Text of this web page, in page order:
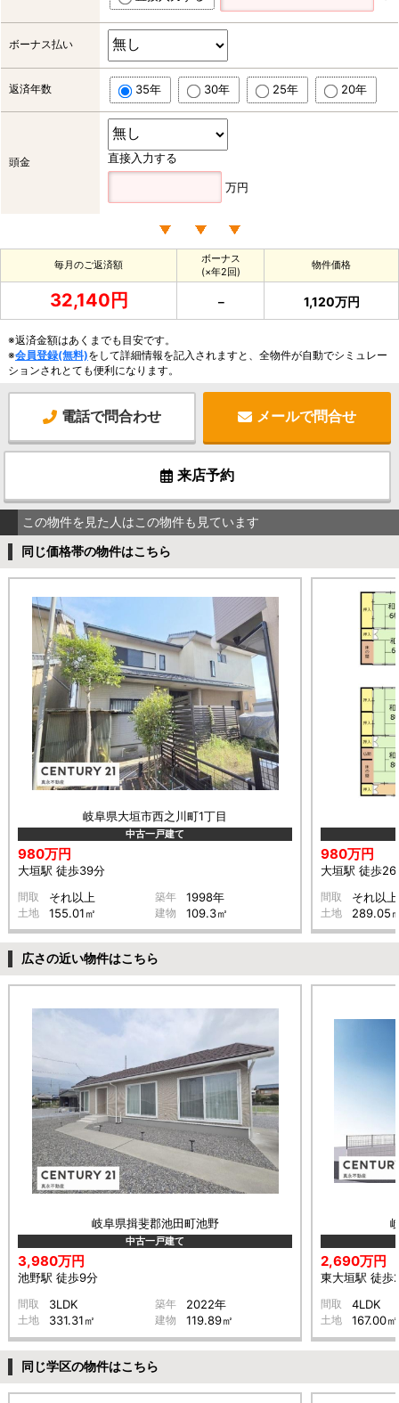
ボーナス払い
返済年数 35年 30年 25年 20年
頭金 直接入力する
万円
毎月のご返済額
ボーナス
(×年2回)
物件価格
32,140円 － 1,120万円
※返済金額はあくまでも目安です。
※会員登録(無料)をして詳細情報を記入されますと、全物件が自動でシミュレー
ションされとても便利になります。
電話で問合わせ メールで問合せ
来店予約
この物件を見た人はこの物件も見ています
同じ価格帯の物件はこちら
岐阜県大垣市西之川町1丁目
中古一戸建て
980万円
大垣駅 徒歩39分
間取 それ以上 築年 1998年
土地 155.01㎡ 建物 109.3㎡
980万円
大垣駅 徒歩26
間取 それ以上
土地 289.05
広さの近い物件はこちら
岐阜県揖斐郡池田町池野
中古一戸建て
3,980万円
池野駅 徒歩9分
間取 3LDK 築年 2022年
土地 331.31㎡ 建物 119.89㎡
2,690万円
東大垣駅 徒歩
間取 4LDK
土地 167.00㎡
同じ学区の物件はこちら